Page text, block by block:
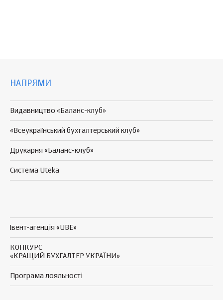
НАПРЯМИ
Видавництво «Баланс-клуб»
«Всеукраїнський бухгалтерський клуб»
Друкарня «Баланс-клуб»
Система Uteka
Івент-агенція «UBE»
КОНКУРС
«КРАЩИЙ БУХГАЛТЕР УКРАЇНИ»
Програма лояльності